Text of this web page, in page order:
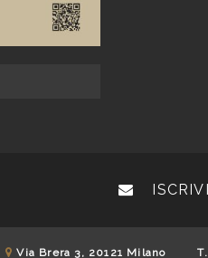
Via Brera 3, 20121 Milano